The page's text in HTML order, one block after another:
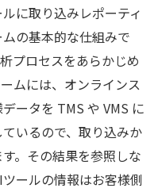
に取り込みレポーティ
の基本的な仕組みで
プロセスをあらかじめ
ムには、オンラインス
ータを TMS や VMS に
いるので、取り込みか
。その結果を参照しな
ールの情報はお客様側